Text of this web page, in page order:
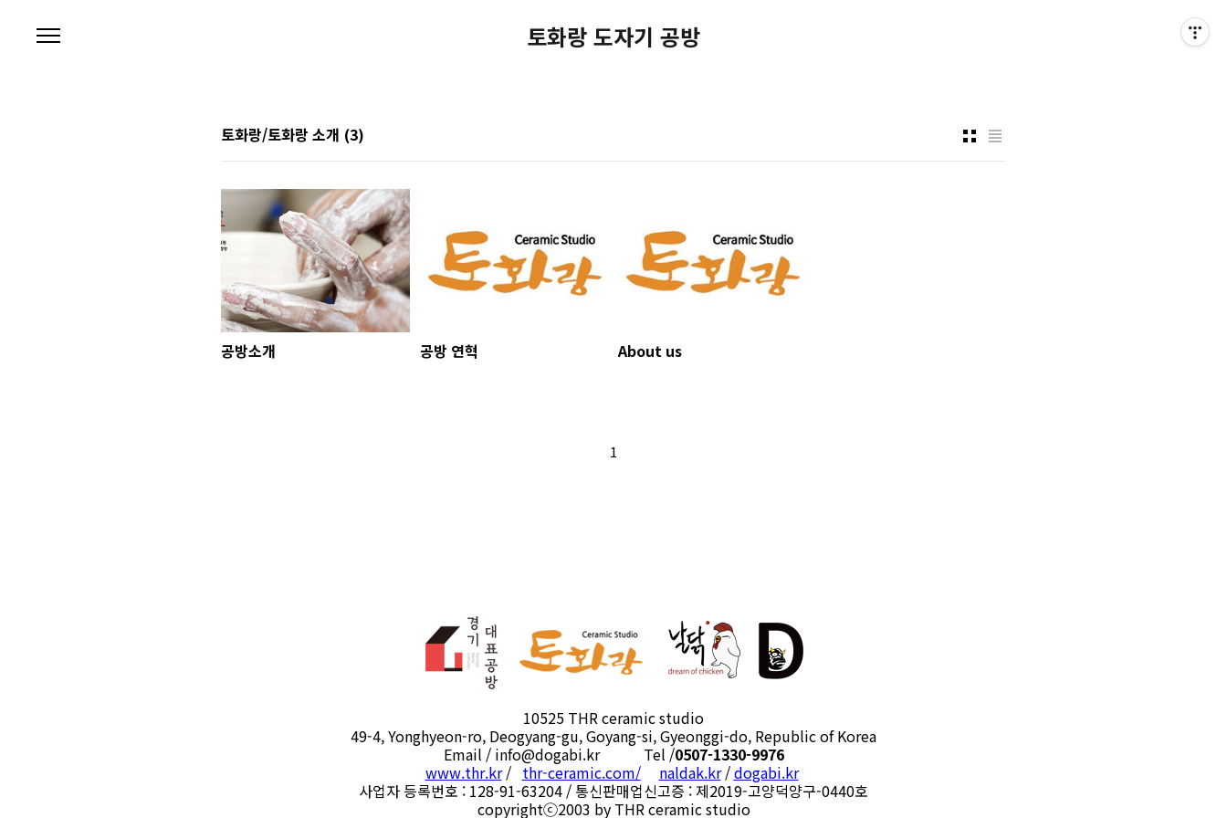
토화랑 도자기 공방
토화랑/토화랑 소개 (3)
공방소개 공방 연혁 About us
1
10525 THR ceramic studio
49-4, Yonghyeon-ro, Deogyang-gu, Goyang-si, Gyeonggi-do, Republic of Korea
Email / info@dogabi.kr Tel /0507-1330-9976
www.thr.kr/ thr-ceramic.com/ naldak.kr/dogabi.kr
사업자 등록번호 : 128-91-63204 / 통신판매업신고증 : 제2019-고양덕양구-0440호
copyrightⓒ2003 by THR ceramic studio